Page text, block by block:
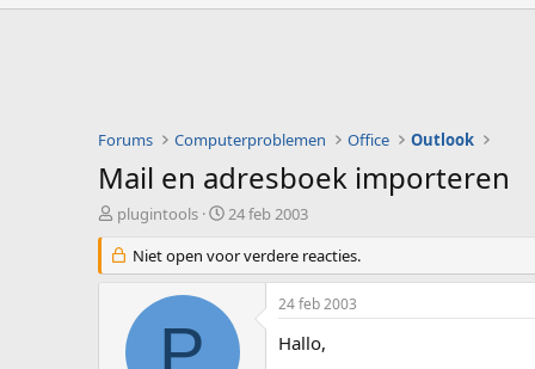
Forums Computerproblemen Office Outlook
Mail en adresboek importeren
O
d
e
plugintools
S
a
r
d
24 feb 2003
Niet open voor verdere reacties.
P
24 feb 2003
Hallo,